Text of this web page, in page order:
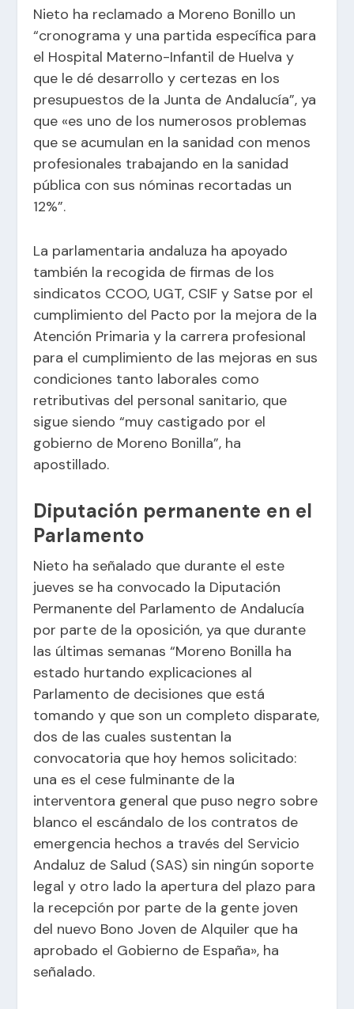
Nieto ha reclamado a Moreno Bonillo un
“cronograma y una partida específica para
el Hospital Materno-Infantil de Huelva y
que le dé desarrollo y certezas en los
presupuestos de la Junta de Andalucía”, ya
que «es uno de los numerosos problemas
que se acumulan en la sanidad con menos
profesionales trabajando en la sanidad
pública con sus nóminas recortadas un
12%”.
La parlamentaria andaluza ha apoyado
también la recogida de firmas de los
sindicatos CCOO, UGT, CSIF y Satse por el
cumplimiento del Pacto por la mejora de la
Atención Primaria y la carrera profesional
para el cumplimiento de las mejoras en sus
condiciones tanto laborales como
retributivas del personal sanitario, que
sigue siendo “muy castigado por el
gobierno de Moreno Bonilla”, ha
apostillado.
Diputación permanente en el
Parlamento
Nieto ha señalado que durante el este
jueves se ha convocado la Diputación
Permanente del Parlamento de Andalucía
por parte de la oposición, ya que durante
las últimas semanas “Moreno Bonilla ha
estado hurtando explicaciones al
Parlamento de decisiones que está
tomando y que son un completo disparate,
dos de las cuales sustentan la
convocatoria que hoy hemos solicitado:
una es el cese fulminante de la
interventora general que puso negro sobre
blanco el escándalo de los contratos de
emergencia hechos a través del Servicio
Andaluz de Salud (SAS) sin ningún soporte
legal y otro lado la apertura del plazo para
la recepción por parte de la gente joven
del nuevo Bono Joven de Alquiler que ha
aprobado el Gobierno de España», ha
señalado.